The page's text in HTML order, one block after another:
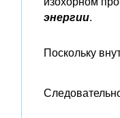
энергии.
Поскольку